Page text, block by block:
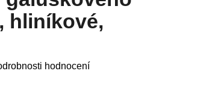
hliníkové,
hodnocení